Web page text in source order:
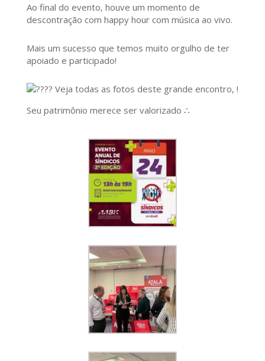
Ao final do evento, houve um momento de
descontração com happy hour com música ao vivo.
Mais um sucesso que temos muito orgulho de ter
apoiado e participado!
Veja todas as fotos deste grande encontro, !
Seu patrimônio merece ser valorizado ∴